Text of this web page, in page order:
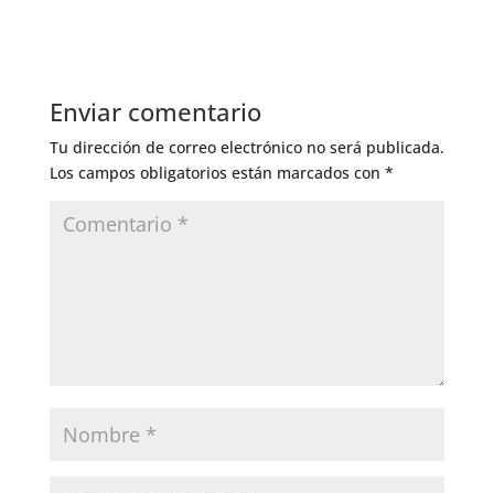
Riego General
Enviar comentario
Tu dirección de correo electrónico no será publicada.
Los campos obligatorios están marcados con *